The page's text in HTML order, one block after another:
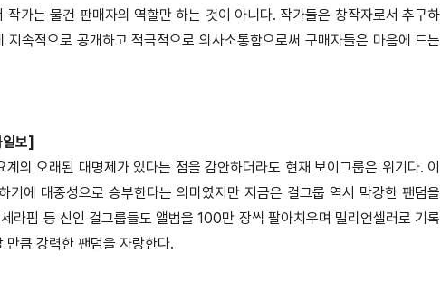
가는 물건 판매자의 역할만 하는 것이 아니다. 작가들은 창작자로서 추구하
속적으로 공개하고 적극적으로 의사소통함으로써 구매자들은 마음에 드는
보]
의 오래된 대명제가 있다는 점을 감안하더라도 현재 보이그룹은 위기다. 이
기에 대중성으로 승부한다는 의미였지만 지금은 걸그룹 역시 막강한 팬덤을
라핌 등 신인 걸그룹들도 앨범을 100만 장씩 팔아치우며 밀리언셀러로 기록
큼 강력한 팬덤을 자랑한다.